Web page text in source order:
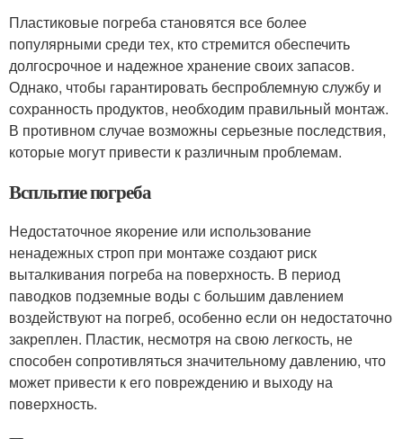
Пластиковые погреба становятся все более
популярными среди тех, кто стремится обеспечить
долгосрочное и надежное хранение своих запасов.
Однако, чтобы гарантировать беспроблемную службу и
сохранность продуктов, необходим правильный монтаж.
В противном случае возможны серьезные последствия,
которые могут привести к различным проблемам.
Всплытие погреба
Недостаточное якорение или использование
ненадежных строп при монтаже создают риск
выталкивания погреба на поверхность. В период
паводков подземные воды с большим давлением
воздействуют на погреб, особенно если он недостаточно
закреплен. Пластик, несмотря на свою легкость, не
способен сопротивляться значительному давлению, что
может привести к его повреждению и выходу на
поверхность.